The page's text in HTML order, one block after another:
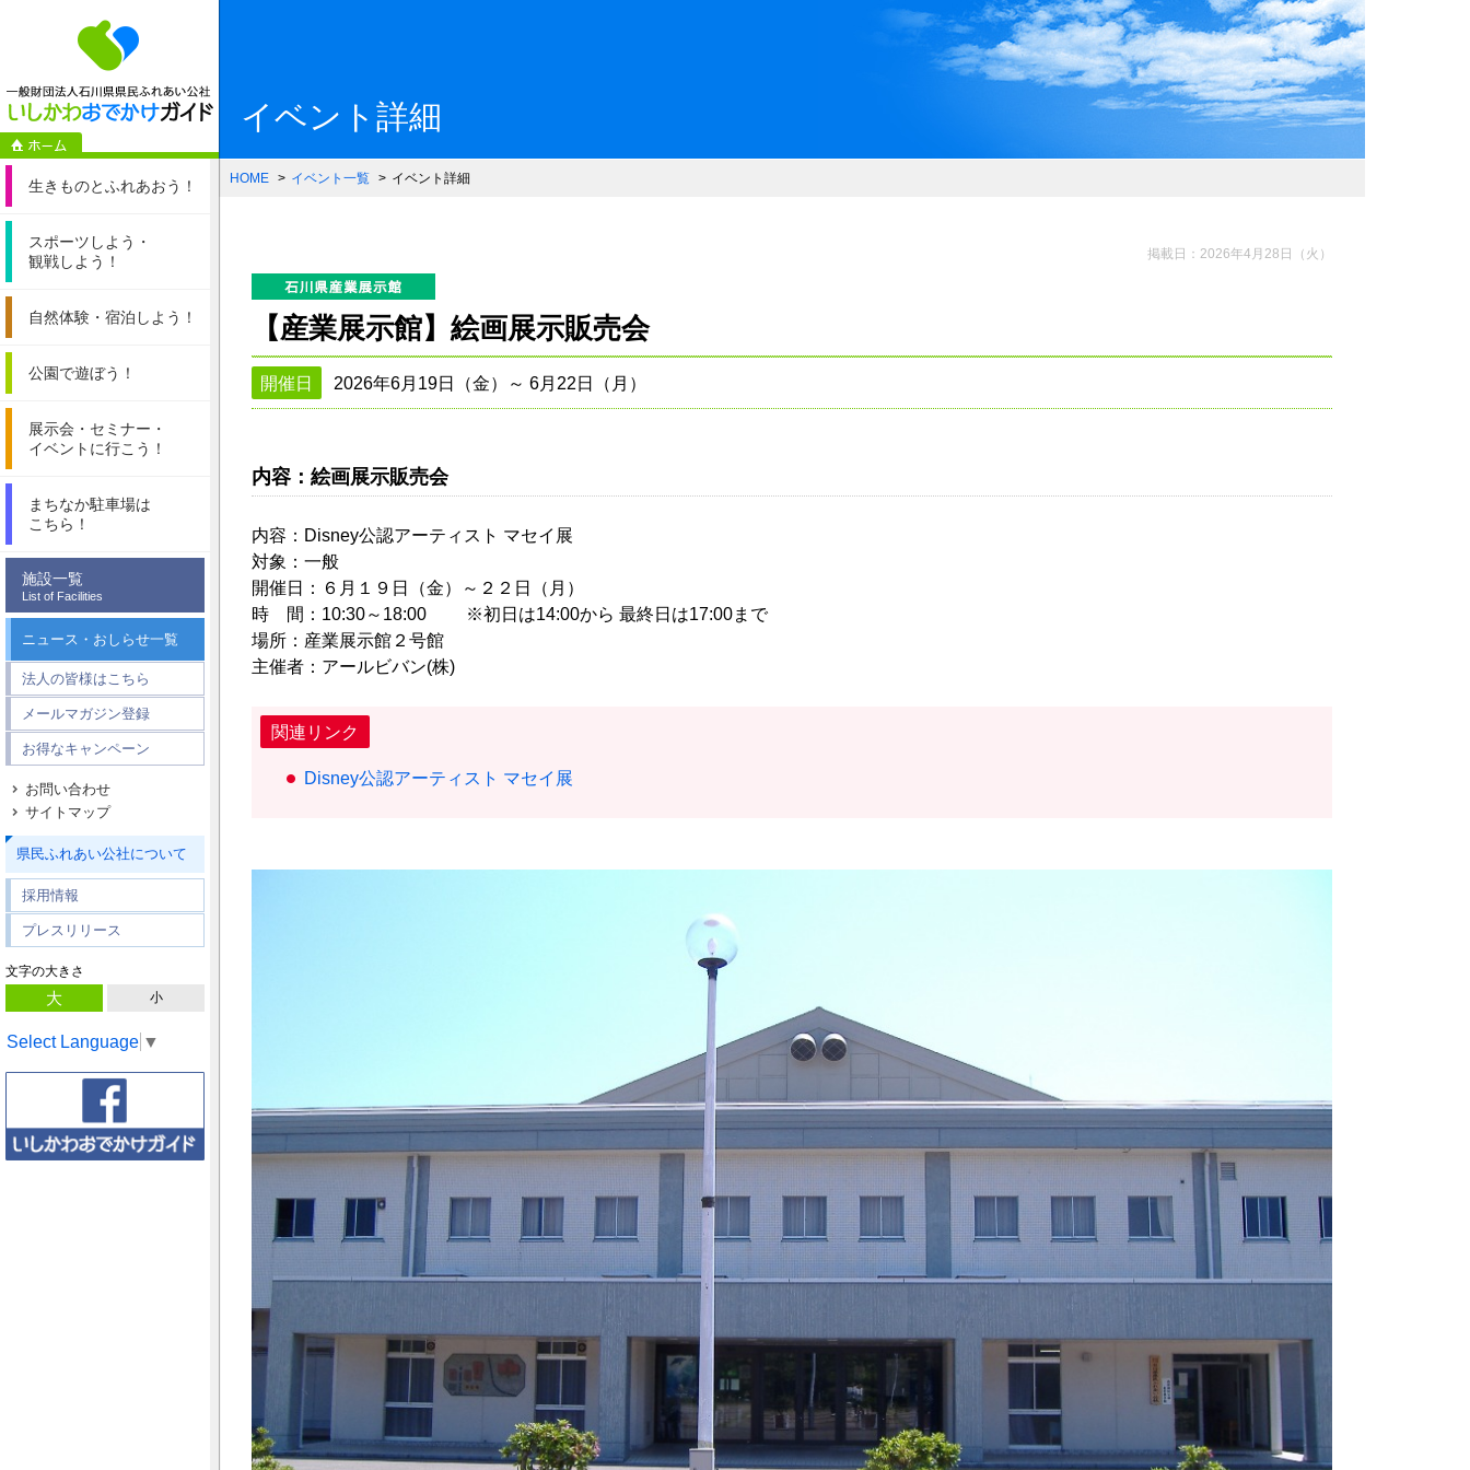
一般財団法人石川県県民ふれあい公社 いしかわおでかけガイド
生きものとふれあおう！
スポーツしよう・
観戦しよう！
自然体験・ 宿泊しよう！
公園で遊ぼう！
展示会・セミナー・
イベントに行こう！
まちなか駐車場は
こちら！
施設一覧
List of Facilities
ニュース・おしらせ一覧
法人の皆様はこちら
メールマガジン登録
お得なキャンペーン
お問い合わせ
サイトマップ
県民ふれあい公社について
採用情報
プレスリリース
文字の大きさ
大 小
Select Language ▼
イベント詳細
HOME イベント一覧 イベント詳細
掲載日：2026年4月28日（火）
【産業展示館】絵画展示販売会
開催日 2026年6月19日（金）～ 6月22日（月）
内容：絵画展示販売会
内容：Disney公認アーティスト マセイ展
対象：一般
開催日：６月１９日（金）～２２日（月）
時 間：10:30～18:00 ※初日は14:00から 最終日は17:00まで
場所：産業展示館２号館
主催者：アールビバン(株)
関連リンク
Disney公認アーティスト マセイ展